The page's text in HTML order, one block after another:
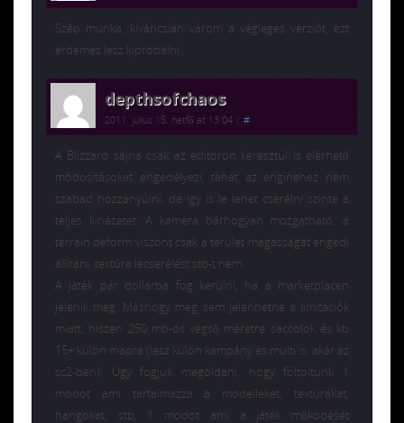
Szép munka, kíváncsian várom a végleges verziót, ezt
érdemes lesz kipróbálni.
depthsofchaos
2011. július 18. hétfő at 13:04 #
A Blizzard sajna csak az editoron keresztül is elérhető
módosításokat engedélyezi, tehát az enginehez nem
szabad hozzányúlni, de így is le lehet cserélni szinte a
teljes kinézetet. A kamera bárhogyan mozgatható, a
terrain deform viszont csak a terület magasságát engedi
állítani, textúra lecserélést stb-t nem.
A játék pár dollárba fog kerülni, ha a marketplacen
jelenik meg. Máshogy meg sem jelenhetne a limitációk
miatt, hiszen 250 mb-os végső méretre saccolok és kb
15+ külön mapra (lesz külön kampány és multi is, akár az
sc2-ben). Úgy fogjuk megoldani, hogy föltöltünk 1
modot ami tartalmazza a modelleket, textúrákat,
hangokat, stb, 1 modot ami a játék működését